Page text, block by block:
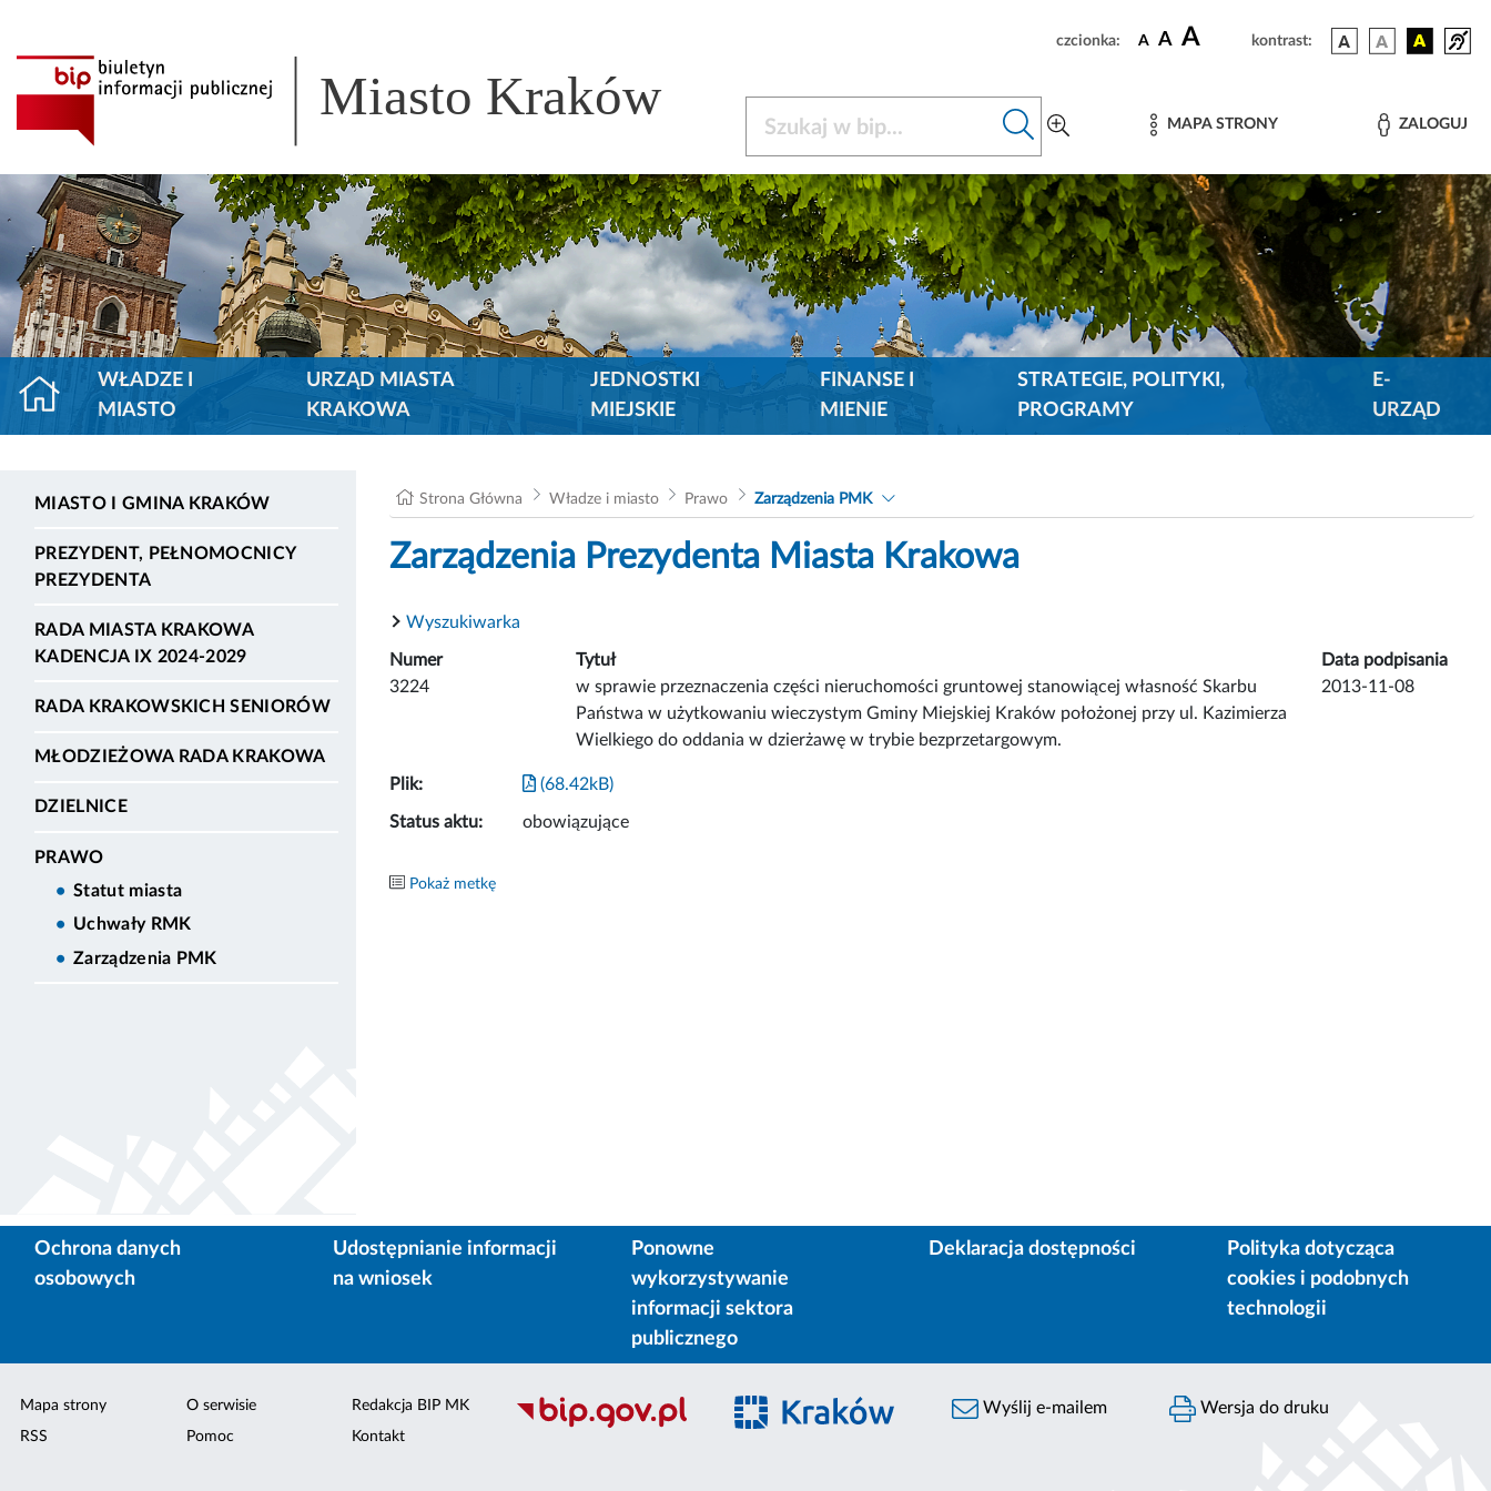
czcionka: A A A kontrast:
Miasto Kraków MAPA STRONY ZALOGUJ
WŁADZE I
MIASTO
URZĄD MIASTA
KRAKOWA
JEDNOSTKI
MIEJSKIE
FINANSE I
MIENIE
STRATEGIE, POLITYKI,
PROGRAMY
E-
URZĄD
MIASTO I GMINA KRAKÓW
PREZYDENT, PEŁNOMOCNICY
PREZYDENTA
RADA MIASTA KRAKOWA
KADENCJA IX 2024-2029
RADA KRAKOWSKICH SENIORÓW
MŁODZIEŻOWA RADA KRAKOWA
DZIELNICE
PRAWO
Statut miasta
Uchwały RMK
Zarządzenia PMK
Strona Główna Władze i miasto Prawo Zarządzenia PMK
Zarządzenia Prezydenta Miasta Krakowa
Wyszukiwarka
Numer Tytuł
Data podpisania
3224
w sprawie przeznaczenia części nieruchomości gruntowej stanowiącej własność Skarbu
Państwa w użytkowaniu wieczystym Gminy Miejskiej Kraków położonej przy ul. Kazimierza
Wielkiego do oddania w dzierżawę w trybie bezprzetargowym.
2013-11-08
Plik: (68.42kB)
Status aktu: obowiązujące
Pokaż metkę
Ochrona danych
osobowych
Udostępnianie informacji
na wniosek
Ponowne
wykorzystywanie
informacji sektora
publicznego
Deklaracja dostępności
Polityka dotycząca
cookies i podobnych
technologii
Mapa strony
RSS
O serwisie
Pomoc
Redakcja BIP MK
Kontakt
Wyślij e-mailem Wersja do druku